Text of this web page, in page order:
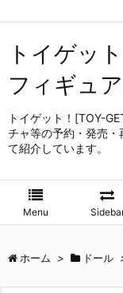
トイゲッ
フィギュ
トイゲット！[TOY-
チャ等の予約・発売
て紹介しています。
Menu
ホーム > ドール